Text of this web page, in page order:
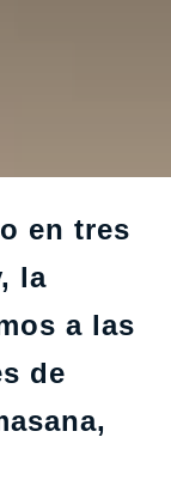
en tres
la
a las
de